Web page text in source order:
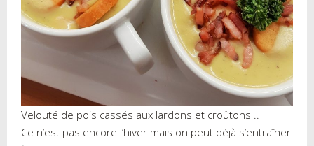
Velouté de pois cassés aux lardons et croûtons ..
Ce n’est pas encore l’hiver mais on peut déjà s’entraîner